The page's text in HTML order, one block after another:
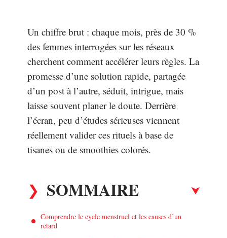
Un chiffre brut : chaque mois, près de 30 %
des femmes interrogées sur les réseaux
cherchent comment accélérer leurs règles. La
promesse d’une solution rapide, partagée
d’un post à l’autre, séduit, intrigue, mais
laisse souvent planer le doute. Derrière
l’écran, peu d’études sérieuses viennent
réellement valider ces rituels à base de
tisanes ou de smoothies colorés.
SOMMAIRE
Comprendre le cycle menstruel et les causes d’un
retard